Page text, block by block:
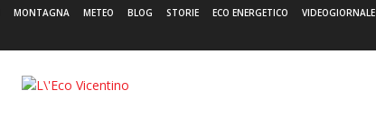
MONTAGNA METEO BLOG STORIE ECO ENERGETICO VIDEOGIORNALE
L'Eco